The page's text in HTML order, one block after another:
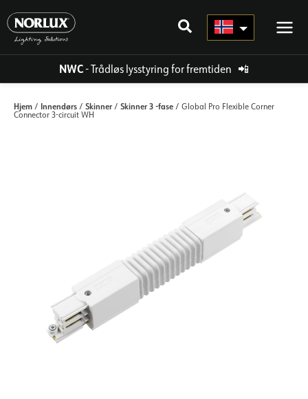
rett
innholdet
NWC- Trådløs lysstyring for fremtiden 📲
Hjem / Innendørs / Skinner/ Skinner 3 -fase / Global Pro Flexible Corner
Connector 3-circuit WH